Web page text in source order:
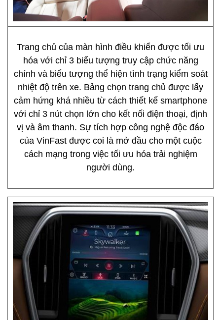
Trang chủ của màn hình điều khiển được tối ưu
hóa với chỉ 3 biểu tượng truy cập chức năng
chính và biểu tượng thể hiện tình trạng kiểm soát
nhiệt độ trên xe. Bảng chọn trang chủ được lấy
cảm hứng khá nhiều từ cách thiết kế smartphone
với chỉ 3 nút chọn lớn cho kết nối điện thoại, định
vị và âm thanh. Sự tích hợp công nghệ độc đáo
của VinFast được coi là mở đầu cho một cuộc
cách mạng trong việc tối ưu hóa trải nghiệm
người dùng.